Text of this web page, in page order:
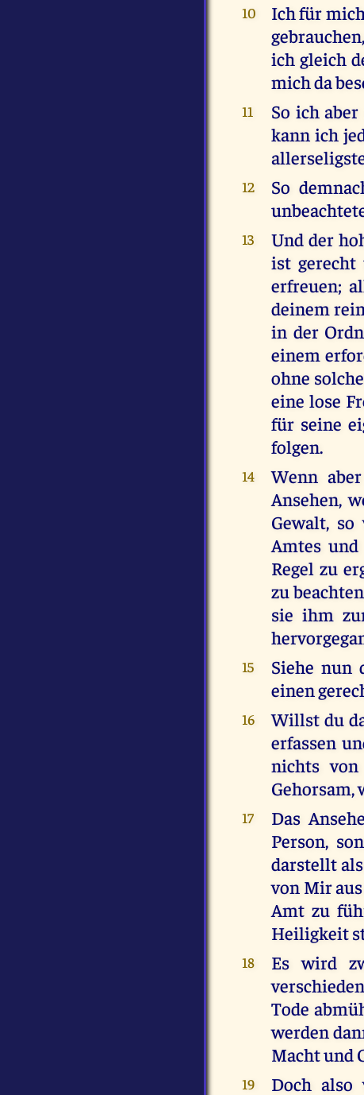
10
Ich für
ich gleich
mich da
11
So ich
kann ich
12
So
13
Und der
ist gerecht
erfreuen;
deinem
in der
einem
ohne
eine lose
für seine
folgen.
14
Wenn
Ansehen,
Gewalt,
Amtes
Regel zu
zu
sie ihm
15
Siehe nun
einen
16
Willst du
erfassen
nichts
Gehorsam,
17
Das
Person,
darstellt
von Mir
Amt zu
Heiligkeit
18
Es wird
Tode
werden
Macht und
19 Doch